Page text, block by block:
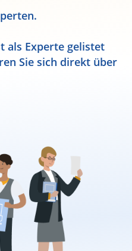
als Experte gelistet
Sie sich direkt über